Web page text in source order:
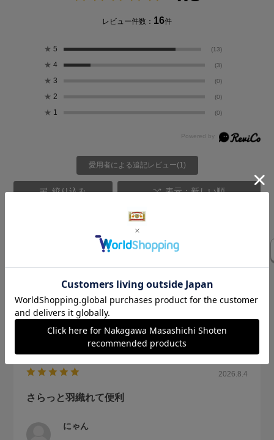
レビュー件数： 16件
★ 5 (13)
★ 4 (3)
★ 3 (0)
★ 2 (0)
★ 1 (0)
愛用者による追記レビュー(1)
絞り込み 表示：新しい順
購入 オシャレ着
2026.8.4
さらっと羽織れて便利
にゃん